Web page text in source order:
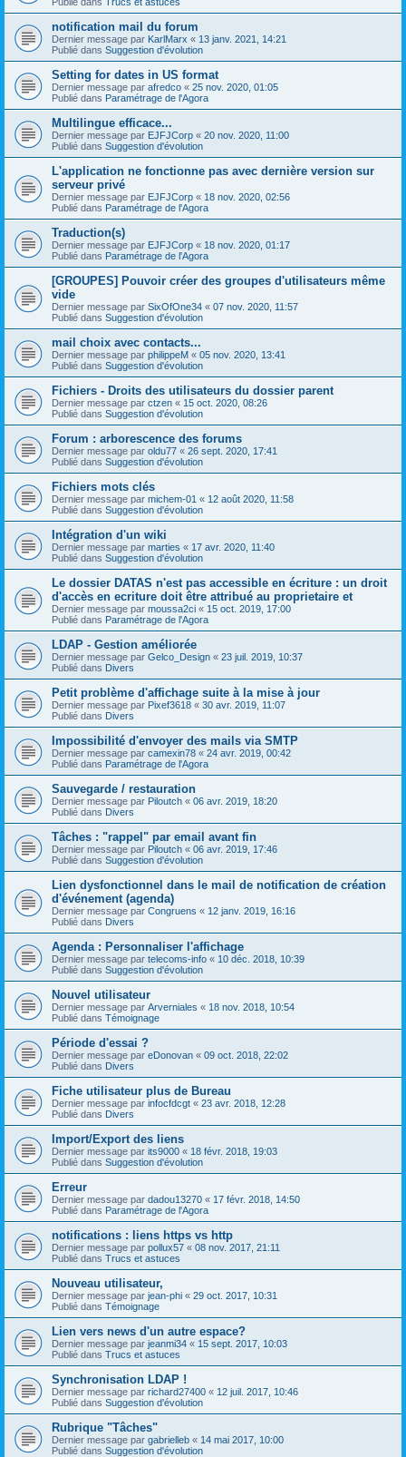
notification mail du forum
Dernier message par KarlMarx « 13 janv. 2021, 14:21
Publié dans Suggestion d'évolution
Setting for dates in US format
Dernier message par afredco « 25 nov. 2020, 01:05
Publié dans Paramétrage de l'Agora
Multilingue efficace...
Dernier message par EJFJCorp « 20 nov. 2020, 11:00
Publié dans Suggestion d'évolution
L'application ne fonctionne pas avec dernière version sur
serveur privé
Dernier message par EJFJCorp « 18 nov. 2020, 02:56
Publié dans Paramétrage de l'Agora
Traduction(s)
Dernier message par EJFJCorp « 18 nov. 2020, 01:17
Publié dans Paramétrage de l'Agora
[GROUPES] Pouvoir créer des groupes d'utilisateurs même
vide
Dernier message par SixOfOne34 « 07 nov. 2020, 11:57
Publié dans Suggestion d'évolution
mail choix avec contacts...
Dernier message par philippeM « 05 nov. 2020, 13:41
Publié dans Suggestion d'évolution
Fichiers - Droits des utilisateurs du dossier parent
Dernier message par ctzen « 15 oct. 2020, 08:26
Publié dans Suggestion d'évolution
Forum : arborescence des forums
Dernier message par oldu77 « 26 sept. 2020, 17:41
Publié dans Suggestion d'évolution
Fichiers mots clés
Dernier message par michem-01 « 12 août 2020, 11:58
Publié dans Suggestion d'évolution
Intégration d'un wiki
Dernier message par marties « 17 avr. 2020, 11:40
Publié dans Suggestion d'évolution
Le dossier DATAS n'est pas accessible en écriture : un droit
d'accès en ecriture doit être attribué au proprietaire et
Dernier message par moussa2ci « 15 oct. 2019, 17:00
Publié dans Paramétrage de l'Agora
LDAP - Gestion améliorée
Dernier message par Gelco_Design « 23 juil. 2019, 10:37
Publié dans Divers
Petit problème d'affichage suite à la mise à jour
Dernier message par Pixef3618 « 30 avr. 2019, 11:07
Publié dans Divers
Impossibilité d'envoyer des mails via SMTP
Dernier message par camexin78 « 24 avr. 2019, 00:42
Publié dans Paramétrage de l'Agora
Sauvegarde / restauration
Dernier message par Piloutch « 06 avr. 2019, 18:20
Publié dans Divers
Tâches : "rappel" par email avant fin
Dernier message par Piloutch « 06 avr. 2019, 17:46
Publié dans Suggestion d'évolution
Lien dysfonctionnel dans le mail de notification de création
d'événement (agenda)
Dernier message par Congruens « 12 janv. 2019, 16:16
Publié dans Divers
Agenda : Personnaliser l'affichage
Dernier message par telecoms-info « 10 déc. 2018, 10:39
Publié dans Suggestion d'évolution
Nouvel utilisateur
Dernier message par Arverniales « 18 nov. 2018, 10:54
Publié dans Témoignage
Période d'essai ?
Dernier message par eDonovan « 09 oct. 2018, 22:02
Publié dans Divers
Fiche utilisateur plus de Bureau
Dernier message par infocfdcgt « 23 avr. 2018, 12:28
Publié dans Divers
Import/Export des liens
Dernier message par its9000 « 18 févr. 2018, 19:03
Publié dans Suggestion d'évolution
Erreur
Dernier message par dadou13270 « 17 févr. 2018, 14:50
Publié dans Paramétrage de l'Agora
notifications : liens https vs http
Dernier message par pollux57 « 08 nov. 2017, 21:11
Publié dans Trucs et astuces
Nouveau utilisateur,
Dernier message par jean-phi « 29 oct. 2017, 10:31
Publié dans Témoignage
Lien vers news d'un autre espace?
Dernier message par jeanmi34 « 15 sept. 2017, 10:03
Publié dans Trucs et astuces
Synchronisation LDAP !
Dernier message par richard27400 « 12 juil. 2017, 10:46
Publié dans Suggestion d'évolution
Rubrique "Tâches"
Dernier message par gabrielleb « 14 mai 2017, 10:00
Publié dans Suggestion d'évolution